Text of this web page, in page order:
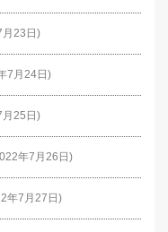
月23日)
7月24日)
月25日)
年7月26日)
年7月27日)